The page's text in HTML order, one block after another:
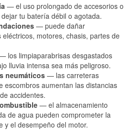
— el uso prolongado de accesorios o
tu batería débil o agotada.
— puede dañar
motores, chasis, partes de
los limpiaparabrisas desgastados
lluvia intensa sea más peligroso.
neumáticos — las carreteras
escombros aumentan las distancias
accidentes.
— el almacenamiento
de agua pueden comprometer la
y el desempeño del motor.